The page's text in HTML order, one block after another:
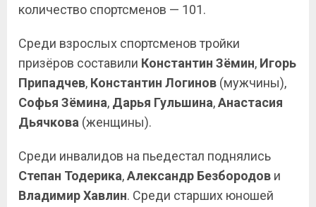
количество спортсменов — 101.
Среди взрослых спортсменов тройки
призёров составили Константин Зёмин, Игорь
Припадчев, Константин Логинов (мужчины),
Софья Зёмина, Дарья Гульшина,Анастасия
Дьячкова (женщины).
Среди инвалидов на пьедестал поднялись
Степан Тодерика,Александр Безбородов и
Владимир Хавлин. Среди старших юношей